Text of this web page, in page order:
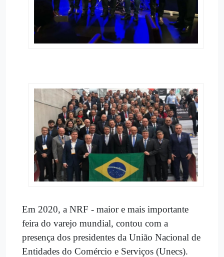
Em 2020, a NRF - maior e mais importante
feira do varejo mundial, contou com a
presença dos presidentes da União Nacional de
Entidades do Comércio e Serviços (Unecs).